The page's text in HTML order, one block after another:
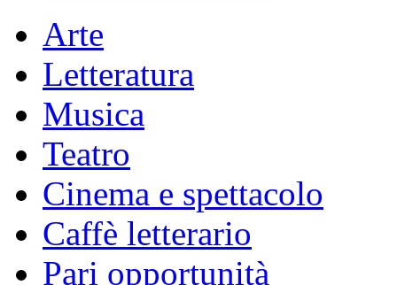
Arte
Letteratura
Musica
Teatro
Cinema e spettacolo
Caffè letterario
Pari opportunità